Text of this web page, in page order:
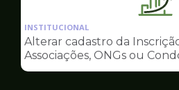
de
Sala
INSTITUCIONAL
Alterar cadastro da
Associações, ONGs ou